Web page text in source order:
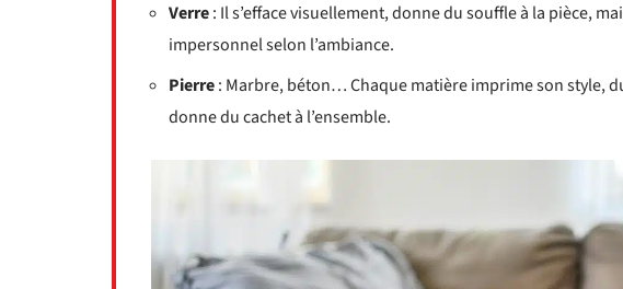
Verre: Il s’efface visuellement, donne du souffle à la pièce,
impersonnel selon l’ambiance.
Pierre: Marbre, béton… Chaque matière imprime son style,
donne du cachet à l’ensemble.